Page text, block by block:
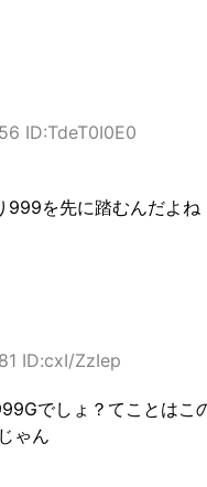
ID:TdeT0I0E0
999を先に踏むんだよね
ID:cxI/ZzIep
でしょ？てことはこ
ゃん